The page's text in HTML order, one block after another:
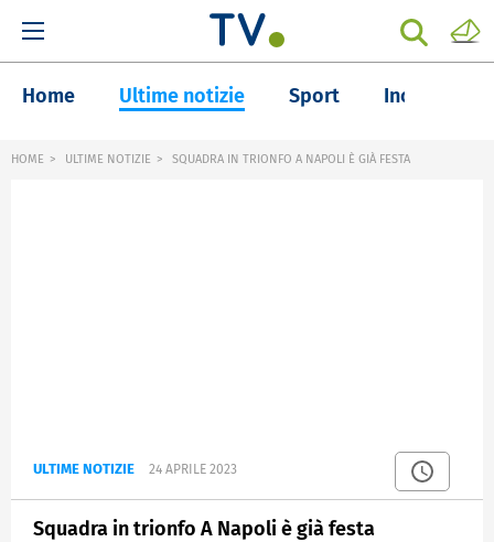
Home Ultime notizie Sport Inchieste
HOME ULTIME NOTIZIE SQUADRA IN TRIONFO A NAPOLI È GIÀ FESTA
ULTIME NOTIZIE 24 APRILE 2023
Squadra in trionfo A Napoli è già festa